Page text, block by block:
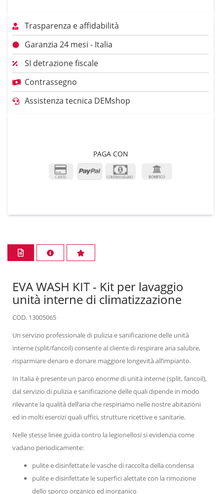
Trasparenza e affidabilità
Garanzia 24 mesi - Italia
SI detrazione fiscale
Contrassegno
Assistenza tecnica DEMshop
PAGA CON
EVA WASH KIT - Kit per lavaggio
unità interne di climatizzazione
COD. 13005065
Un servizio professionale di pulizia e sanificazione delle unità
interne (split/fancoil) consente al cliente di respirare aria salubre,
risparmiare denaro e donare maggiore longevità all’impianto.
In Italia è presente un parco enorme di unità interne (split, fancoil),
dal servizio di pulizia e sanificazione delle quali dipende in modo
rilevante la qualità dell’aria che respiriamo nelle nostre abitazioni
ed in molti esercizi quali uffici, strutture ricettive e sanitarie.
Nelle stesse linee guida contro la legionellosi si evidenzia come
vadano periodicamente:
pulite e disinfettate le vasche di raccolta della condensa
pulite e disinfettate le superfici alettate con la rimozione
dello sporco organico ed inorganico